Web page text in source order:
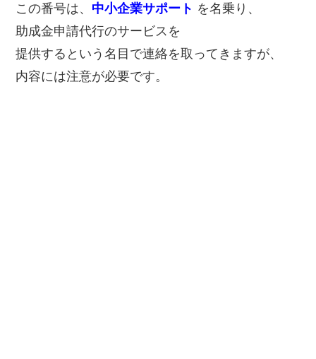
この番号は、 中小企業サポート を名乗り、
助成金申請代行のサービスを
提供するという名目で連絡を取ってきますが、
内容には注意が必要です。